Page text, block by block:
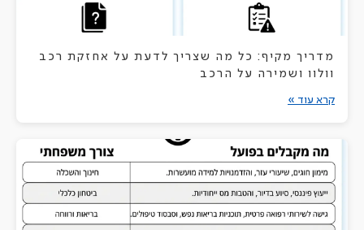
מדריך מקיף: כל מה שצריך לדעת על אחזקת רכב
וולוו ושמירה על הרכב
קרא עוד »